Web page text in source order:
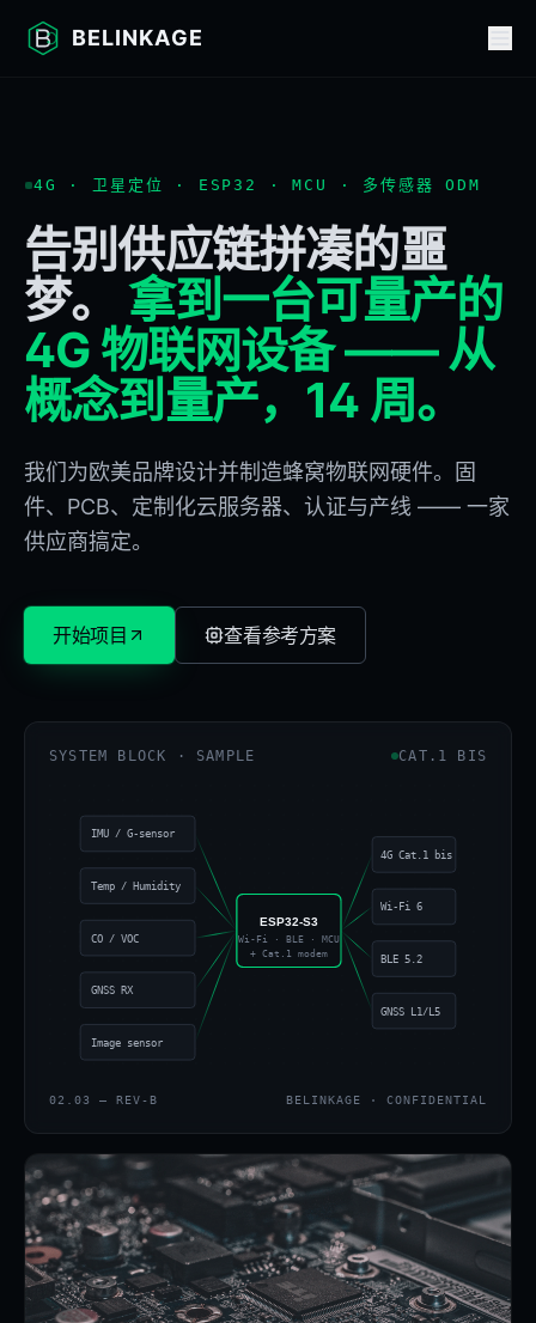
BELINKAGE
4G · 卫星定位 · ESP32 · MCU · 多传感器 ODM
告别供应链拼凑的噩
梦。
拿到一台可量产的
4G 物联网设备 —— 从
概念到量产，14 周。
我们为欧美品牌设计并制造蜂窝物联网硬件。固
件、PCB、定制化云服务器、认证与产线 —— 一家
供应商搞定。
开始项目 查看参考方案
SYSTEM BLOCK · SAMPLE CAT.1 BIS
IMU / G-sensor
Temp / Humidity
CO / VOC
GNSS RX
Image sensor
ESP32-S3
Wi-Fi · BLE · MCU
+ Cat.1 modem
4G Cat.1 bis
Wi-Fi 6
BLE 5.2
GNSS L1/L5
02.03 — REV-B BELINKAGE · CONFIDENTIAL